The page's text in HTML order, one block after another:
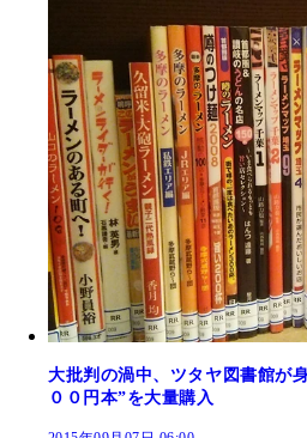
大批判の渦中、ツタヤ図書館が
００円本”を大量購入